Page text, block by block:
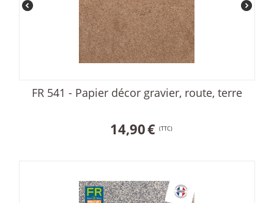
FR 541 - Papier décor gravier, route, terre
14,90€ (TTC)